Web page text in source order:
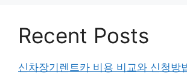
Recent Posts
신차장기렌트카 비용 비교와 신청방